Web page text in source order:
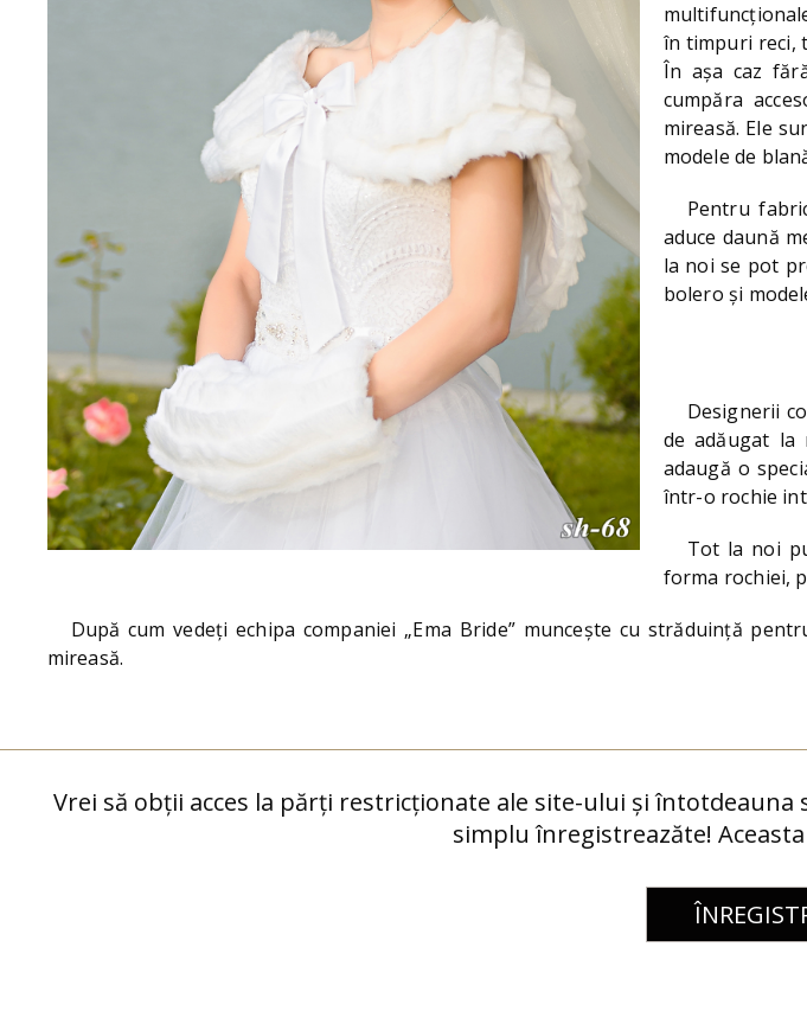
în timpuri reci,
În așa caz
cumpăra
mireasă. Ele
modele de
Pentru
aduce daună
la noi se pot
bolero și
Designerii
de adăugat la
adaugă o
într-o rochie
Tot la noi
forma rochiei,
După cum vedeți echipa companiei „Ema Bride” muncește cu străduință
mireasă.
Vrei să obții acces la părți restricționate ale site-ului și
simplu înregistreazăte!